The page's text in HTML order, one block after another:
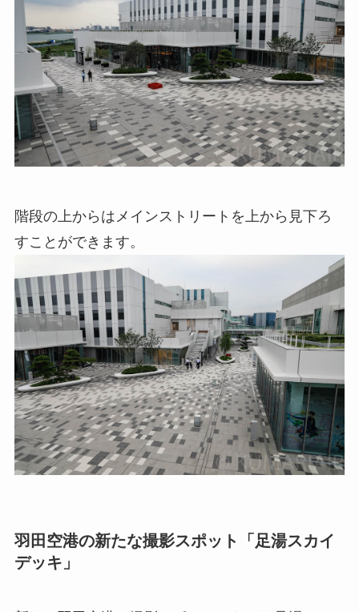
階段の上からはメインストリートを上から見下ろ
すことができます。
羽田空港の新たな撮影スポット「足湯スカイ
デッキ」